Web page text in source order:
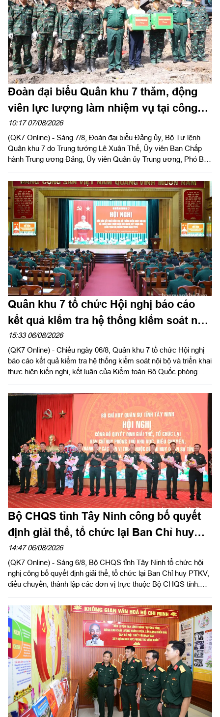
Đoàn đại biểu Quân khu 7 thăm, động
viên lực lượng làm nhiệm vụ tại công
viên Lê Thị Riêng
10:17 07/08/2026
(QK7 Online) - Sáng 7/8, Đoàn đại biểu Đảng ủy, Bộ Tư lệnh
Quân khu 7 do Trung tướng Lê Xuân Thế, Ủy viên Ban Chấp
hành Trung ương Đảng, Ủy viên Quân ủy Trung ương, Phó Bí
hoa, dâng hương tưởng niệm cố Tổng Bí thư Trần Phú, các anh
hùng liệt sĩ và thăm, động viên lực lượng đang làm nhiệm vụ tại
công viên Lê Thị Riêng, Thành phố Hồ Chí Minh.
Quân khu 7 tổ chức Hội nghị báo cáo
kết quả kiểm tra hệ thống kiểm soát nội
bộ
15:33 06/08/2026
(QK7 Online) - Chiều ngày 06/8, Quân khu 7 tổ chức Hội nghị
báo cáo kết quả kiểm tra hệ thống kiểm soát nội bộ và triển khai
thực hiện kiến nghị, kết luận của Kiểm toán Bộ Quốc phòng
viên Ban Chấp hành Trung ương Đảng, Ủy viên Quân ủy Trung
ương, Phó Bí thư Đảng ủy, Tư lệnh Quân khu chủ trì hội nghị.
Bộ CHQS tỉnh Tây Ninh công bố quyết
định giải thể, tổ chức lại Ban Chỉ huy
phòng thủ khu vực
14:47 06/08/2026
(QK7 Online) - Sáng 6/8, Bộ CHQS tỉnh Tây Ninh tổ chức hội
nghị công bố quyết định giải thể, tổ chức lại Ban Chỉ huy PTKV,
điều chuyển, thành lập các đơn vị trực thuộc Bộ CHQS tỉnh.
Ngọc Hải, Phó Tham mưu trưởng Quân khu dự và phát biểu
chỉ đạo.